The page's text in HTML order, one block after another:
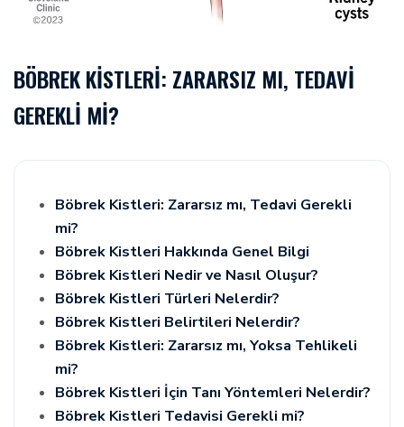
BÖBREK KISTLERI: ZARARSIZ MI, TEDAVI
GEREKLI MI?
Böbrek Kistleri: Zararsız mı, Tedavi Gerekli
mi?
Böbrek Kistleri Hakkında Genel Bilgi
Böbrek Kistleri Nedir ve Nasıl Oluşur?
Böbrek Kistleri Türleri Nelerdir?
Böbrek Kistleri Belirtileri Nelerdir?
Böbrek Kistleri: Zararsız mı, Yoksa Tehlikeli
mi?
Böbrek Kistleri İçin Tanı Yöntemleri Nelerdir?
Böbrek Kistleri Tedavisi Gerekli mi?